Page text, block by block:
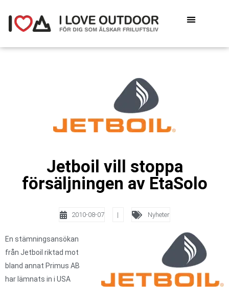
Jetboil vill stoppa
försäljningen av EtaSolo
2010-08-07 | Nyheter
En stämningsansökan
från Jetboil riktad mot
bland annat Primus AB
har lämnats in i USA